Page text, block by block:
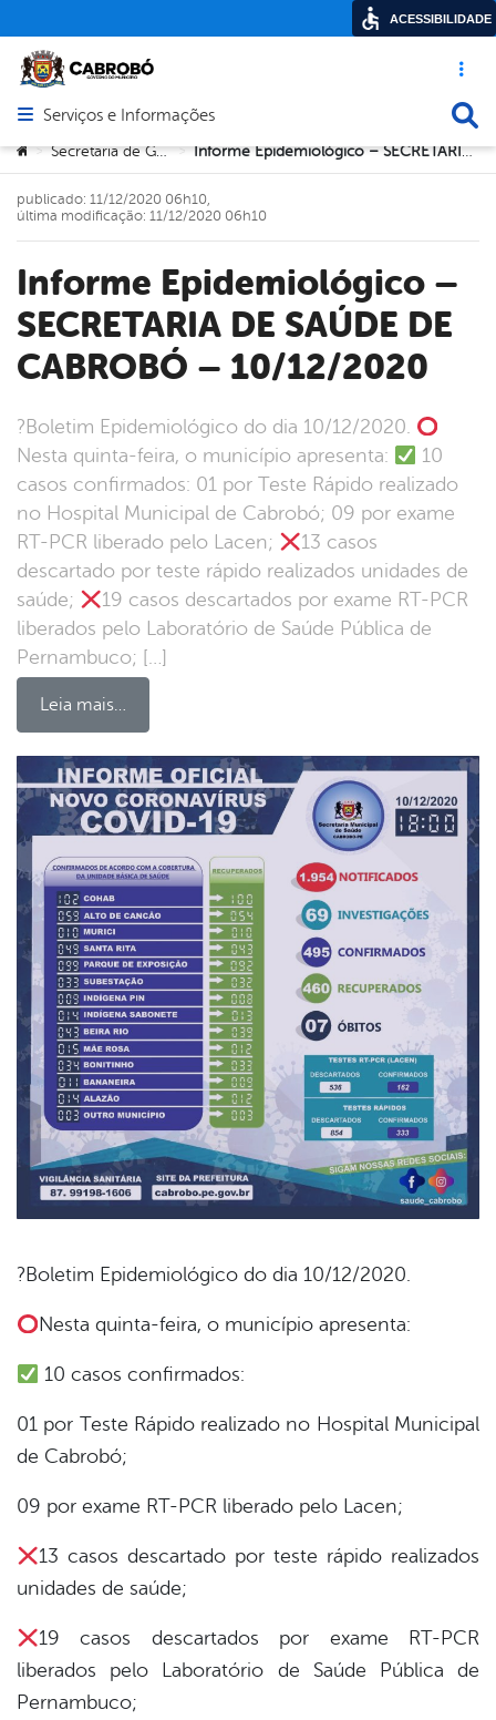
Acesso
Abrir menu principal de navegação
Serviços e Informações
Você está aqui:
> Secretaria de Governo > Informe Epidemiológico – SECRETARIA DE SAÚDE DE CABROBÓ – 10/12/2020
Informe Epidemiológico –
SECRETARIA DE SAÚDE DE
CABROBÓ – 10/12/2020
?Boletim Epidemiológico do dia 10/12/2020.
Nesta quinta-feira, o município apresenta:
10
casos confirmados: 01 por Teste Rápido realizado
no Hospital Municipal de Cabrobó; 09 por exame
RT-PCR liberado pelo Lacen;
13 casos
descartado por teste rápido realizados unidades de
saúde;
19 casos descartados por exame RT-PCR
liberados pelo Laboratório de Saúde Pública de
Pernambuco; […]
Leia mais…
publicado: 11/12/2020 06h10,
última modificação: 11/12/2020 06h10
?Boletim Epidemiológico do dia 10/12/2020.
Nesta quinta-feira, o município apresenta:
10 casos confirmados:
01 por Teste Rápido realizado no Hospital Municipal
de Cabrobó;
09 por exame RT-PCR liberado pelo Lacen;
13 casos descartado por teste rápido realizados
unidades de saúde;
19 casos descartados por exame RT-PCR
liberados pelo Laboratório de Saúde Pública de
Pernambuco;
ACESSIBILIDADE